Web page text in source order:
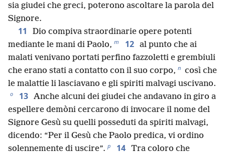
sia giudei che greci, poterono ascoltare la parola del
Signore.
11
Dio compiva straordinarie opere potenti
mediante le mani di Paolo, m 12 al punto che ai
malati venivano portati perfino fazzoletti e grembiuli
che erano stati a contatto con il suo corpo, n così che
le malattie li lasciavano e gli spiriti malvagi uscivano.
o 13 Anche alcuni dei giudei che andavano in giro a
espellere demòni cercarono di invocare il nome del
Signore Gesù su quelli posseduti da spiriti malvagi,
dicendo: “Per il Gesù che Paolo predica, vi ordino
solennemente di uscire”. p 14 Tra coloro che